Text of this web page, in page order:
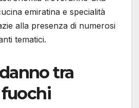
emiratina e specialità
alla presenza di numerosi
tematici.
tra